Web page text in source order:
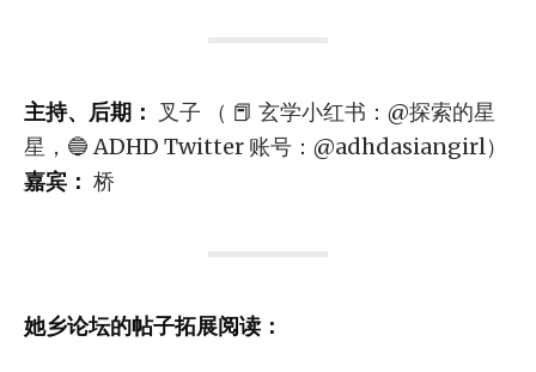
主持、后期： 叉子 （ 📕 玄学小红书：@探索的星
星，🔵 ADHD Twitter 账号：@adhdasiangirl）
嘉宾： 桥
她乡论坛的帖子拓展阅读：